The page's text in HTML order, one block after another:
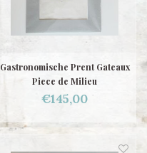
Gastronomische Prent Gateaux
Piece de Milieu
€145,00